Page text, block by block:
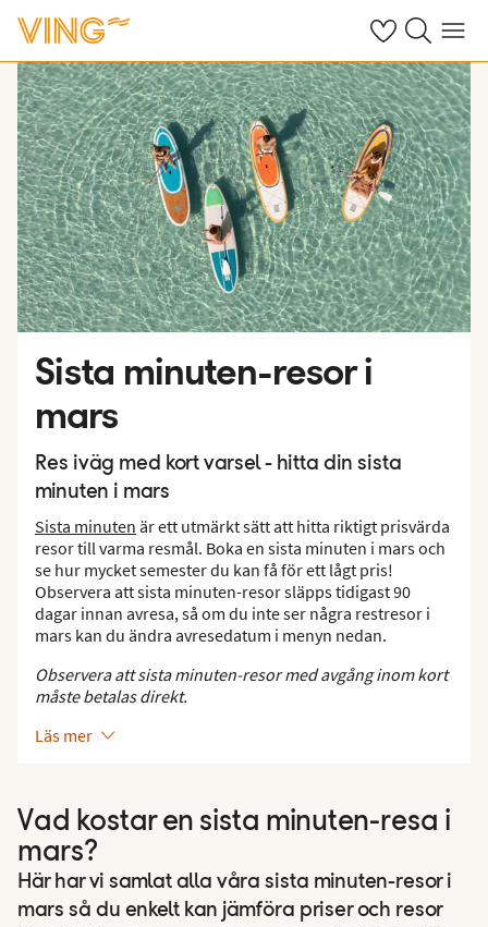
Se dinaSök på ving.se
Meny
Sista minuten-resor i
mars
Res iväg med kort varsel - hitta din sista
minuten i mars
Sista minuten är ett utmärkt sätt att hitta riktigt prisvärda
resor till varma resmål. Boka en sista minuten i mars och
se hur mycket semester du kan få för ett lågt pris!
Observera att sista minuten-resor släpps tidigast 90
dagar innan avresa, så om du inte ser några restresor i
mars kan du ändra avresedatum i menyn nedan.
Observera att sista minuten-resor med avgång inom kort
måste betalas direkt.
Läs mer
Vad kostar en sista minuten-resa i
mars?
Här har vi samlat alla våra sista minuten-resor i
mars så du enkelt kan jämföra priser och resor